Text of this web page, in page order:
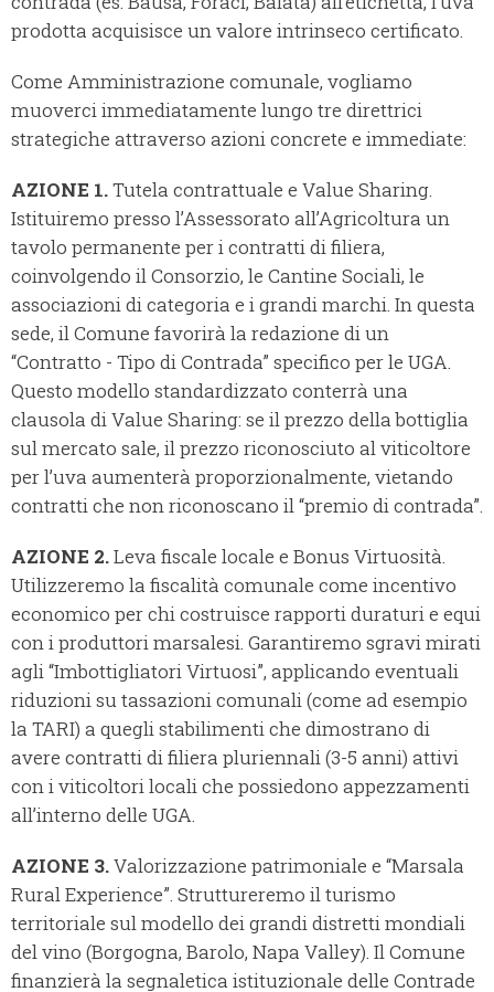
prodotta acquisisce un valore intrinseco certificato.
Come Amministrazione comunale, vogliamo
muoverci immediatamente lungo tre direttrici
strategiche attraverso azioni concrete e immediate:
AZIONE 1.Tutela contrattuale e Value Sharing.
Istituiremo presso l’Assessorato all’Agricoltura un
tavolo permanente per i contratti di filiera,
coinvolgendo il Consorzio, le Cantine Sociali, le
associazioni di categoria e i grandi marchi. In questa
sede, il Comune favorirà la redazione di un
“Contratto - Tipo di Contrada” specifico per le UGA.
Questo modello standardizzato conterrà una
clausola di Value Sharing: se il prezzo della bottiglia
sul mercato sale, il prezzo riconosciuto al viticoltore
per l’uva aumenterà proporzionalmente, vietando
contratti che non riconoscano il “premio di contrada”.
AZIONE 2.Leva fiscale locale e Bonus Virtuosità.
Utilizzeremo la fiscalità comunale come incentivo
economico per chi costruisce rapporti duraturi e equi
con i produttori marsalesi. Garantiremo sgravi mirati
agli “Imbottigliatori Virtuosi”, applicando eventuali
riduzioni su tassazioni comunali (come ad esempio
la TARI) a quegli stabilimenti che dimostrano di
avere contratti di filiera pluriennali (3-5 anni) attivi
con i viticoltori locali che possiedono appezzamenti
all’interno delle UGA.
AZIONE 3.Valorizzazione patrimoniale e “Marsala
Rural Experience”. Struttureremo il turismo
territoriale sul modello dei grandi distretti mondiali
del vino (Borgogna, Barolo, Napa Valley). Il Comune
finanzierà la segnaletica istituzionale delle Contrade